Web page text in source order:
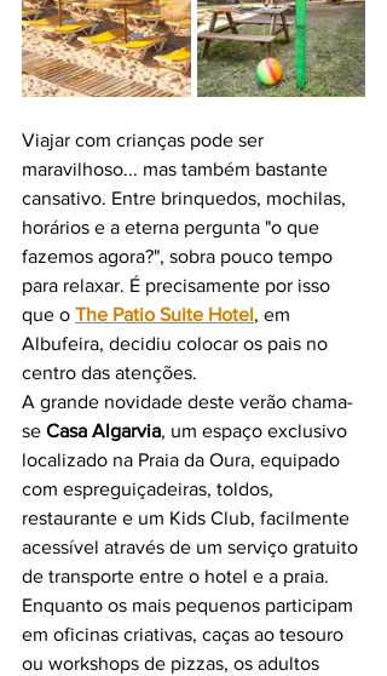
Viajar com crianças pode ser
maravilhoso... mas também bastante
cansativo. Entre brinquedos, mochilas,
horários e a eterna pergunta "o que
fazemos agora?", sobra pouco tempo
para relaxar. É precisamente por isso
que o The Patio Suite Hotel, em
Albufeira, decidiu colocar os pais no
centro das atenções.
A grande novidade deste verão chama-
se Casa Algarvia, um espaço exclusivo
localizado na Praia da Oura, equipado
com espreguiçadeiras, toldos,
restaurante e um Kids Club, facilmente
acessível através de um serviço gratuito
de transporte entre o hotel e a praia.
Enquanto os mais pequenos participam
em oficinas criativas, caças ao tesouro
ou workshops de pizzas, os adultos